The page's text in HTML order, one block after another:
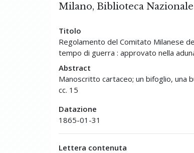
Milano, Biblioteca
Titolo
Regolamento del Comitato Milanese
tempo di guerra : approvato nella
Abstract
Manoscritto cartaceo; un bifoglio, una
cc. 15
Datazione
1865-01-31
Lettera contenuta